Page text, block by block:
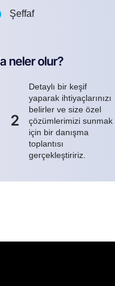
Şeffaf
neler olur?
2
Detaylı bir keşif
yaparak ihtiyaçlarınızı
belirler ve size özel
çözümlerimizi sunmak
için bir danışma
toplantısı
gerçekleştiririz.